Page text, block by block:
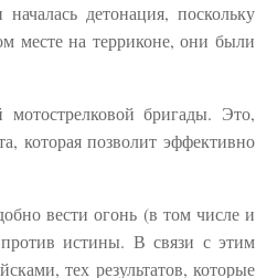
детонация, поскольку
месте на терриконе, они были
бригады. Это,
которая позволит эффективно
вести огонь (в том числе и
истины. В связи с этим
тех результатов, которые